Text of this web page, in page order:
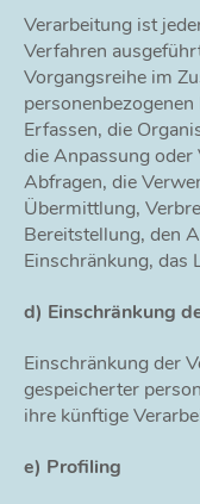
Verarbeitung ist
Verfahren
Vorgangsreihe im
Erfassen, die
die Anpassung oder
Abfragen, die
Übermittlung,
Bereitstellung, den
Einschränkung, das
d) Einschränkung
Einschränkung der
gespeicherter
ihre künftige
e) Profiling